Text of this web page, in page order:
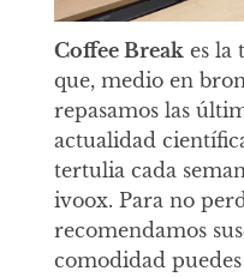
Coffee Breakes la
que, medio en
repasamos las
actualidad
tertulia cada
ivoox. Para no
recomendamos
comodidad